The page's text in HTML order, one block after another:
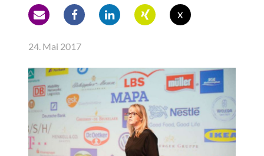
x
24. Mai 2017